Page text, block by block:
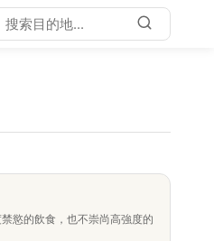
慾的飲食，也不崇尚高強度的